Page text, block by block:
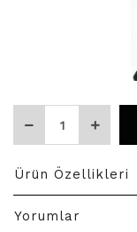
Ürün Özellikleri
Yorumlar